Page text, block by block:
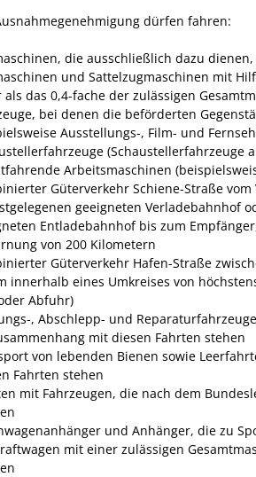
dürfen fahren:
die ausschließlich dazu
und Sattelzugmaschinen mit
als das 0,4-fache der zulässigen
bei denen die beförderten
Ausstellungs-, Film- und
(Schaustellerfahrzeuge
Arbeitsmaschinen
Güterverkehr Schiene-Straße
geeigneten Verladebahnhof
Entladebahnhof bis zum
von 200 Kilometern
Güterverkehr Hafen-Straße
innerhalb eines Umkreises von
Abfuhr)
, Abschlepp- und
mit diesen Fahrten stehen
von lebenden Bienen sowie
Fahrten stehen
mit Fahrzeugen, die nach dem
und Anhänger, die zu
mit einer zulässigen